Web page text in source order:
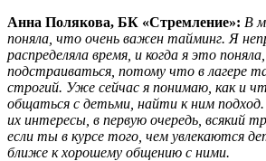
Анна Полякова, БК «Стремление»: В
поняла, что очень важен тайминг. Я
распределяла время, и когда я это
подстраиваться, потому что в лагере
строгий. Уже сейчас я понимаю, как и
общаться с детьми, найти к ним
их интересы, в первую очередь, всякий
если ты в курсе того, чем увлекаются
ближе к хорошему общению с ними.